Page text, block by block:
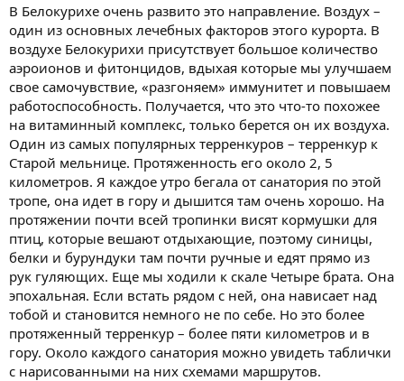
В Белокурихе очень развито это направление. Воздух –
один из основных лечебных факторов этого курорта. В
воздухе Белокурихи присутствует большое количество
аэроионов и фитонцидов, вдыхая которые мы улучшаем
свое самочувствие, «разгоняем» иммунитет и повышаем
работоспособность. Получается, что это что-то похожее
на витаминный комплекс, только берется он их воздуха.
Один из самых популярных терренкуров – терренкур к
Старой мельнице. Протяженность его около 2, 5
километров. Я каждое утро бегала от санатория по этой
тропе, она идет в гору и дышится там очень хорошо. На
протяжении почти всей тропинки висят кормушки для
птиц, которые вешают отдыхающие, поэтому синицы,
белки и бурундуки там почти ручные и едят прямо из
рук гуляющих. Еще мы ходили к скале Четыре брата. Она
эпохальная. Если встать рядом с ней, она нависает над
тобой и становится немного не по себе. Но это более
протяженный терренкур – более пяти километров и в
гору. Около каждого санатория можно увидеть таблички
с нарисованными на них схемами маршрутов.